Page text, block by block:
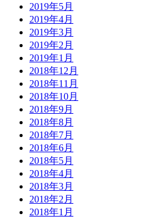
2019年5月
2019年4月
2019年3月
2019年2月
2019年1月
2018年12月
2018年11月
2018年10月
2018年9月
2018年8月
2018年7月
2018年6月
2018年5月
2018年4月
2018年3月
2018年2月
2018年1月